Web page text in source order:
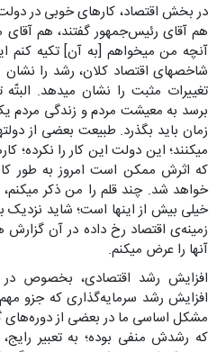
در بخش اقتصاد، کارهای خوبی در دولت
هم آقای رئیس‌جمهور گفتند، هم آقای
آنچه من میخواهم [به آن] تکیه کنم
شاخصهای اقتصاد کلان، رشد را
تغییرات مثبت را نشان میدهد.
برسد به معیشت مردم و زندگی مردم
زمان باید بگذرد. طبیعت بعضی از
میکنند؛ این دولت این کار را نکرده؛
که اثرش ممکن است امروز به طور
خواهد شد. چند قلم را من ذکر
خیلی بیش از اینها است؛ شاید نزدیک
زمینه‌ی اقتصاد رخ داده در آن
آنها را عرض میکنم.
افزایش رشد اقتصادی، بخصوص
افزایش رشد سرمایه‌گذاری که جزو
مشکل اساسی‌ ما در بعضی از دوره‌های
که رشدش منفی بوده؛ به تعبیر